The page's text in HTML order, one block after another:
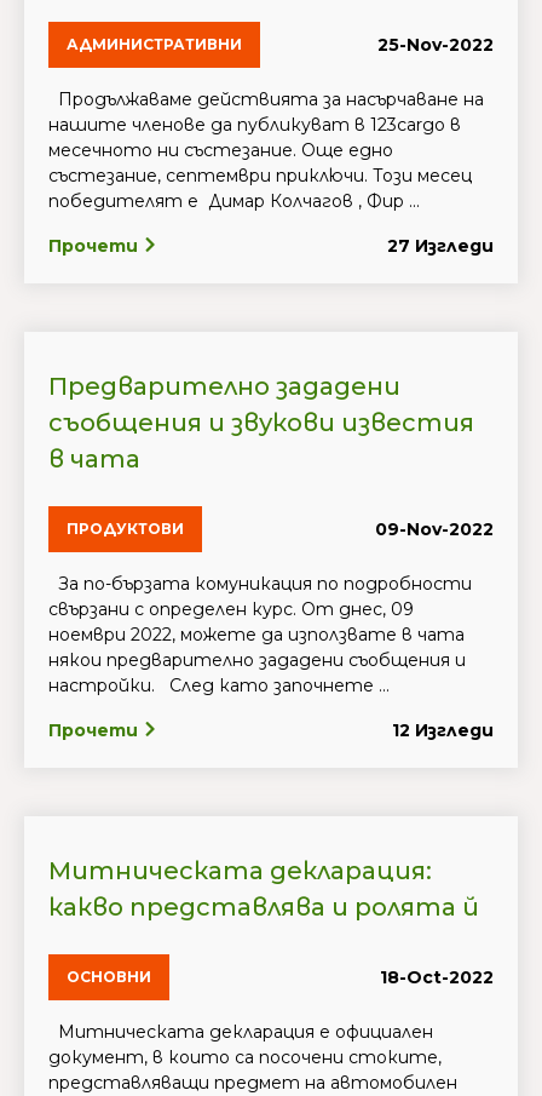
АДМИНИСТРАТИВНИ 25-Nov-2022
Продължаваме действията за насърчаване на
нашите членове да публикуват в 123cargo в
месечното ни състезание. Още едно
състезание, септември приключи. Този месец
победителят е Димар Колчагов , Фир ...
Прочети 27 Изгледи
Предварително зададени
съобщения и звукови известия
в чата
ПРОДУКТОВИ 09-Nov-2022
За по-бързата комуникация по подробности
свързани с определен курс. Oт днес, 09
ноември 2022, можете да използвате в чата
някои предварително зададени съобщения и
настройки. След като започнете ...
Прочети 12 Изгледи
Митническата декларация:
какво представлява и ролята й
ОСНОВНИ 18-Oct-2022
Митническата декларация е официален
документ, в които са посочени стоките,
представляващи предмет на автомобилен